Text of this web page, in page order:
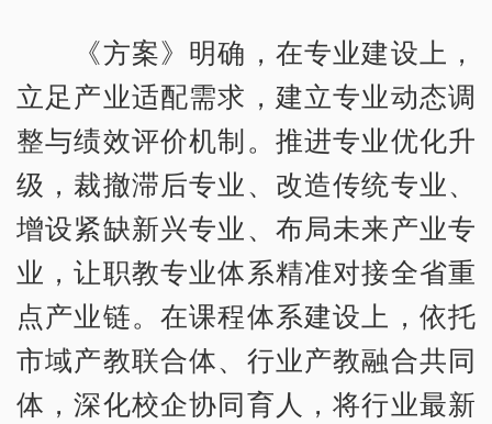
《方案》明确，在专业建设上，
立足产业适配需求，建立专业动态调
整与绩效评价机制。推进专业优化升
级，裁撤滞后专业、改造传统专业、
增设紧缺新兴专业、布局未来产业专
业，让职教专业体系精准对接全省重
点产业链。在课程体系建设上，依托
市域产教联合体、行业产教融合共同
体，深化校企协同育人，将行业最新